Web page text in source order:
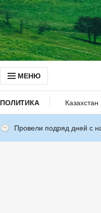
МЕНЮ
ПОЛИТИКА Казахстан
Провели подряд дней с